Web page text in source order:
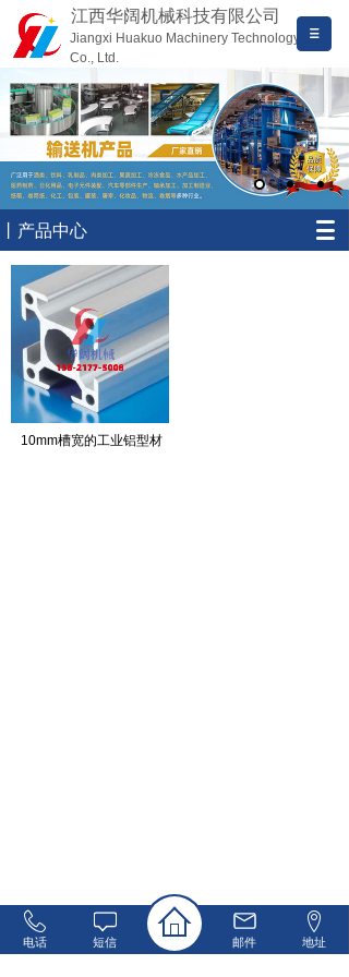
江西华阔机械科技有限公司
Jiangxi Huakuo Machinery Technology
Co., Ltd.
丨产品中心
10mm槽宽的工业铝型材
电话 短信 邮件 地址